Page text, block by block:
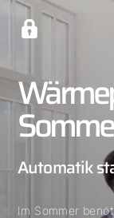
Automatik
Im Sommer